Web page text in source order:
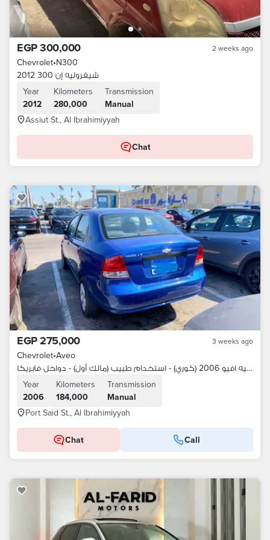
EGP 300,000 2 weeks ago
Chevrolet•N300
شيفروليه إن 300 2012
Year
2012
Kilometers
280,000
Transmission
Manual
Assiut St., Al Ibrahimiyyah
Chat
EGP 275,000 3 weeks ago
Chevrolet•Aveo
شيفروليه افيو 2006 (كوري) - استخدام طبيب (مالك أول) - دواخل فابريكا -
Year
2006
Kilometers
184,000
Transmission
Manual
Port Said St., Al Ibrahimiyyah
Chat Call